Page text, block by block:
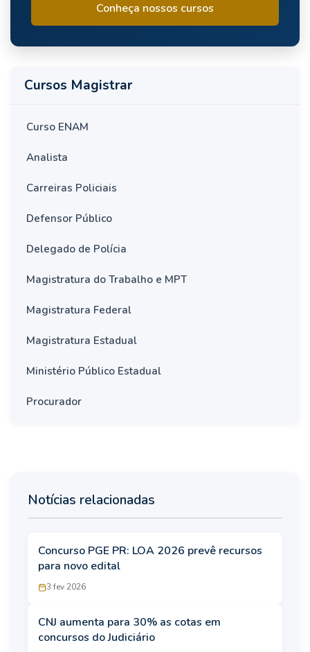
Conheça nossos cursos
Cursos Magistrar
Curso ENAM
Analista
Carreiras Policiais
Defensor Público
Delegado de Polícia
Magistratura do Trabalho e MPT
Magistratura Federal
Magistratura Estadual
Ministério Público Estadual
Procurador
Notícias relacionadas
Concurso PGE PR: LOA 2026 prevê recursos
para novo edital
3 fev 2026
CNJ aumenta para 30% as cotas em
concursos do Judiciário